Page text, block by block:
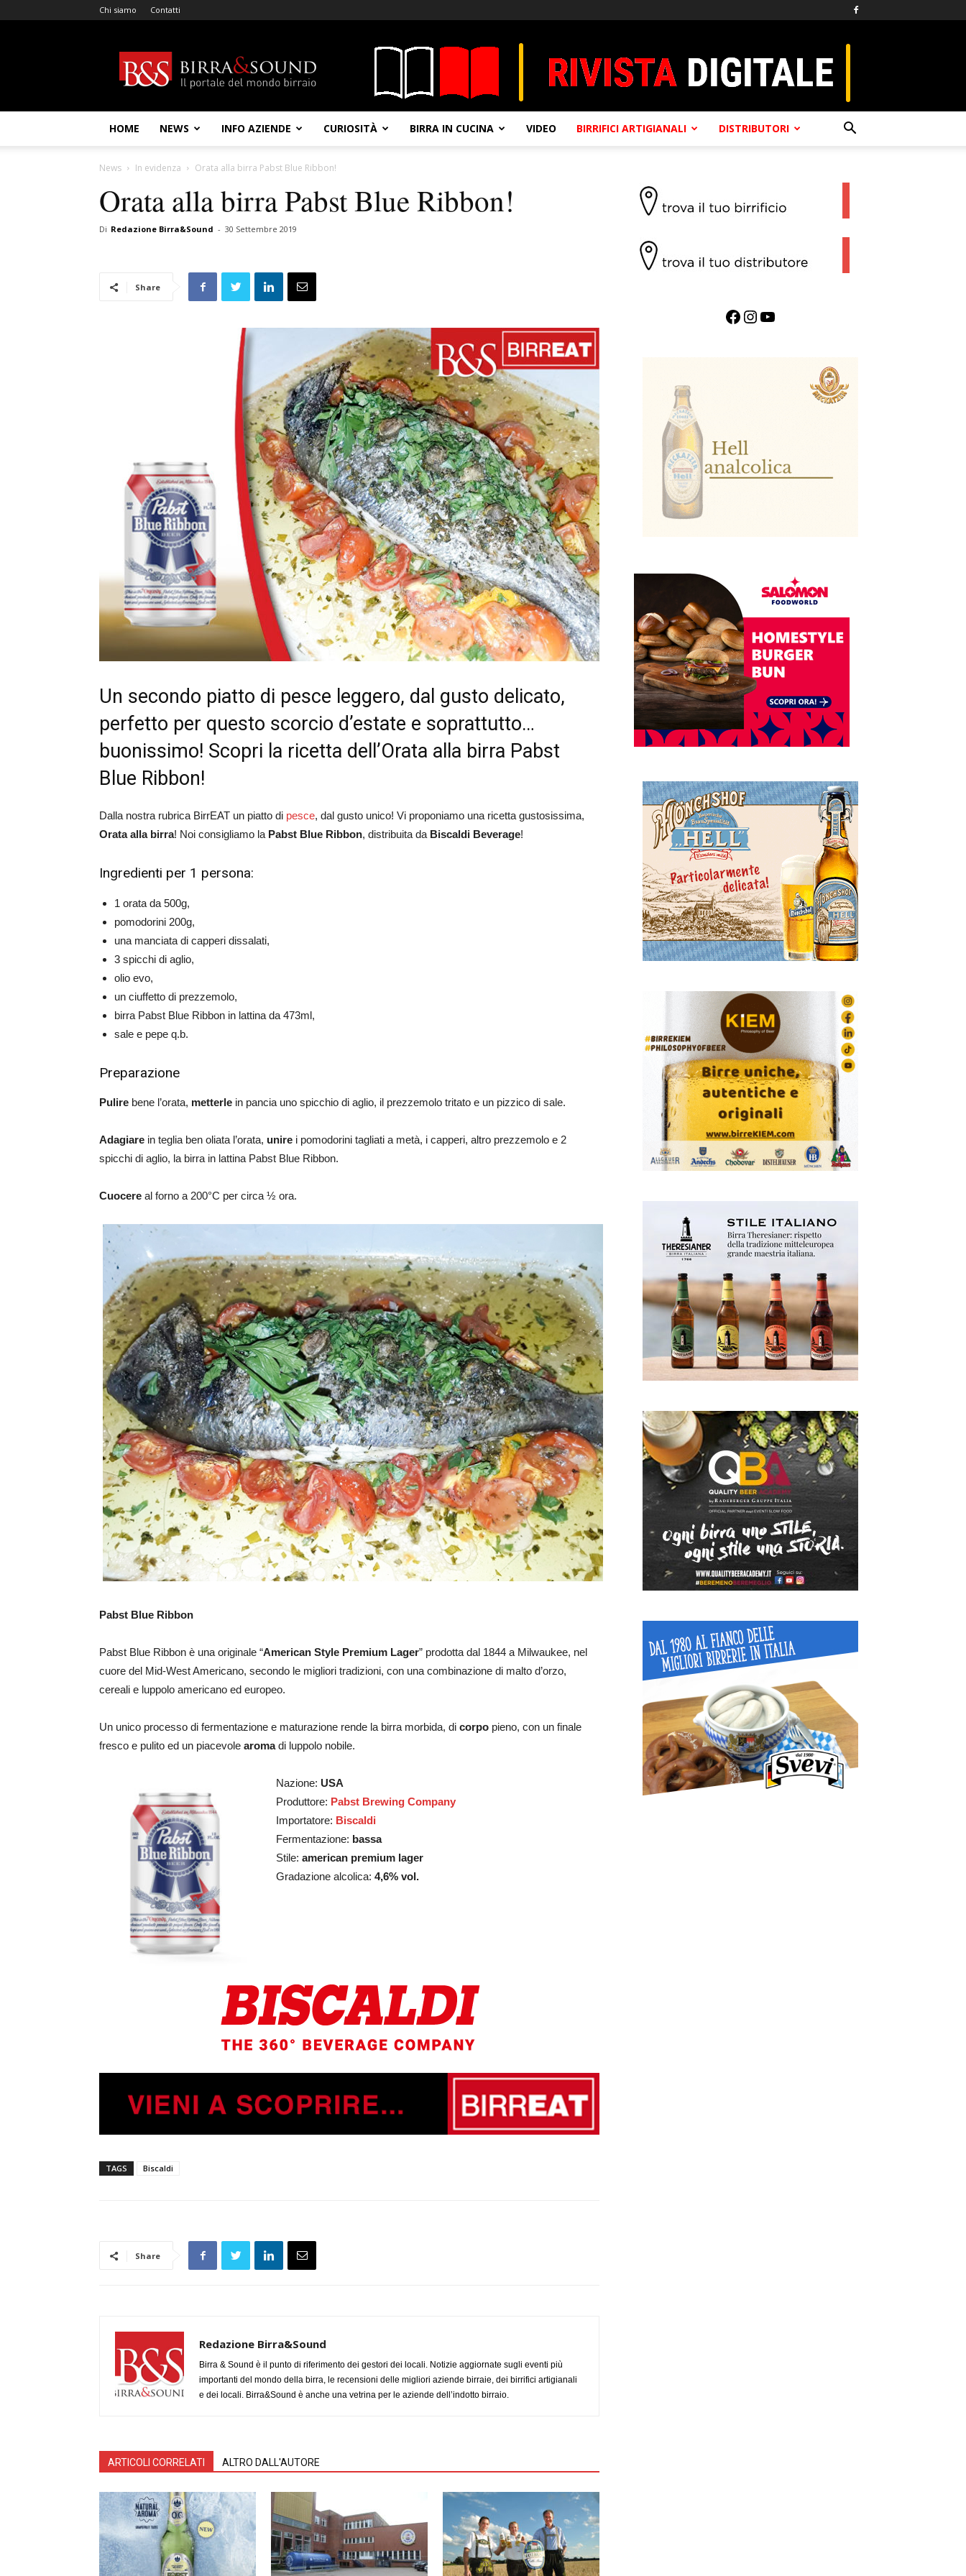
Chi siamo Contatti
&
Sound
HOME NEWS INFO AZIENDE CURIOSITÀ BIRRA IN CUCINA VIDEO BIRRIFICI ARTIGIANALI DISTRIBUTORI
News In evidenza Orata alla birra Pabst Blue Ribbon!
Orata alla birra Pabst Blue Ribbon!
Di Redazione Birra&Sound - 30 Settembre 2019
Share
Un secondo piatto di pesce leggero, dal gusto delicato,
perfetto per questo scorcio d’estate e soprattutto…
buonissimo! Scopri la ricetta dell’Orata alla birra Pabst
Blue Ribbon!
Dalla nostra rubrica BirrEAT un piatto di pesce, dal gusto unico! Vi proponiamo una ricetta gustosissima,
Orata alla birra! Noi consigliamo la Pabst Blue Ribbon, distribuita da Biscaldi Beverage!
Ingredienti per 1 persona:
1 orata da 500g,
pomodorini 200g,
una manciata di capperi dissalati,
3 spicchi di aglio,
olio evo,
un ciuffetto di prezzemolo,
birra Pabst Blue Ribbon in lattina da 473ml,
sale e pepe q.b.
Preparazione
Pulire bene l’orata, metterle in pancia uno spicchio di aglio, il prezzemolo tritato e un pizzico di sale.
Adagiare in teglia ben oliata l’orata, unire i pomodorini tagliati a metà, i capperi, altro prezzemolo e 2
spicchi di aglio, la birra in lattina Pabst Blue Ribbon.
Cuocere al forno a 200°C per circa ½ ora.
Pabst Blue Ribbon
Pabst Blue Ribbon è una originale “American Style Premium Lager” prodotta dal 1844 a Milwaukee, nel
cuore del Mid-West Americano, secondo le migliori tradizioni, con una combinazione di malto d’orzo,
cereali e luppolo americano ed europeo.
Un unico processo di fermentazione e maturazione rende la birra morbida, di corpo pieno, con un finale
fresco e pulito ed un piacevole aromadi luppolo nobile.
Nazione: USA
Produttore: Pabst Brewing Company
Importatore: Biscaldi
Fermentazione: bassa
Stile: american premium lager
Gradazione alcolica: 4,6% vol.
TAGS Biscaldi
Share
Redazione Birra&Sound
Birra & Sound è il punto di riferimento dei gestori dei locali. Notizie aggiornate sugli eventi più
importanti del mondo della birra, le recensioni delle migliori aziende birraie, dei birrifici artigianali
e dei locali. Birra&Sound è anche una vetrina per le aziende dell’indotto birraio.
ARTICOLI CORRELATI ALTRO DALL'AUTORE
Facebook InstagramYouTube